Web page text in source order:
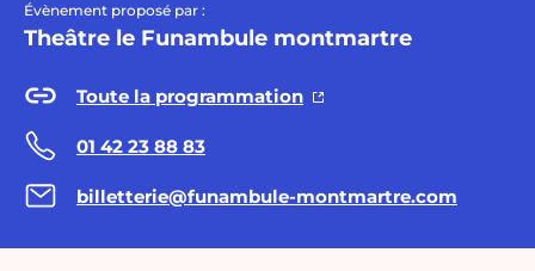
Évènement proposé par :
Theâtre le Funambule montmartre
Toute la programmation
01 42 23 88 83
billetterie@funambule-montmartre.com